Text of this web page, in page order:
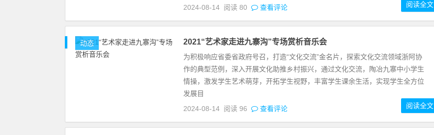
2024-08-14 阅读 80 查看评论 阅读全文
动态 2021“艺术家走进九寨沟”专场赏析音乐会
为积极响应省委省政府号召，打造“文化交流”金名片，探索文化交流领域浙阿协
作的典型范例，深入开展文化助推乡村振兴，通过文化交流，陶冶九寨中小学生
情操，激发学生艺术萌芽，开拓学生视野，丰富学生课余生活，实现学生全方位
发展目
2024-08-14 阅读 96 查看评论 阅读全文